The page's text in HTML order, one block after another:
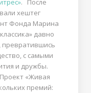
. После
хештег
Фонда Марина
давно
превратившись
с самыми
и дружбы.
«Живая
премий: